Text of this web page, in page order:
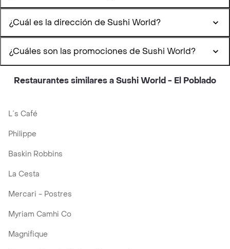
¿Cuál es la dirección de Sushi World?
¿Cuáles son las promociones de Sushi World?
Restaurantes similares a Sushi World - El Poblado
L´s Café
Philippe
Baskin Robbins
La Cesta
Mercari - Postres
Myriam Camhi Co
Magnifique